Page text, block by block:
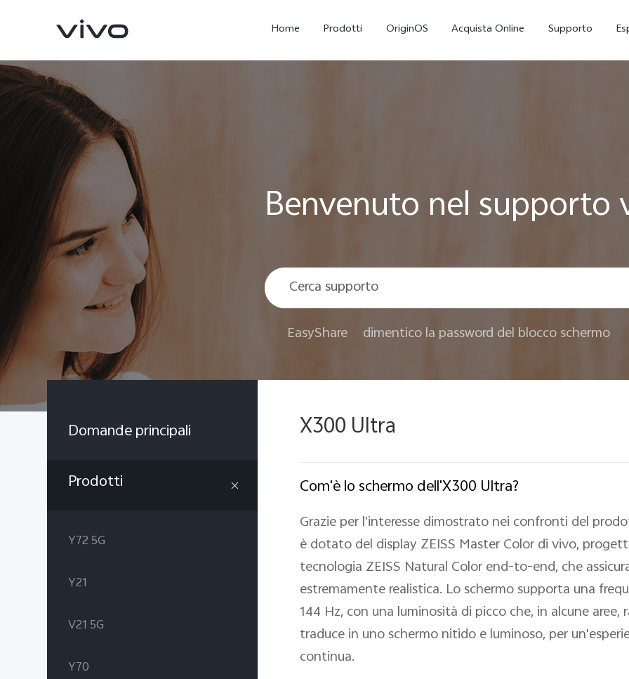
Home Prodotti OriginOS Acquista Online Supporto
X300 Ultra nuovo Benvenuto nel supporto
EasyShare dimentico la password del blocco schermo
Domande principali
Prodotti
Y72 5G
Y21
V21 5G
Y70
X300 Ultra
Com'è lo schermo dell'X300 Ultra?
Grazie per l'interesse dimostrato nei confronti del
è dotato del display ZEISS Master Color di vivo,
tecnologia ZEISS Natural Color end-to-end, che
estremamente realistica. Lo schermo supporta una
144 Hz, con una luminosità di picco che, in alcune
traduce in uno schermo nitido e luminoso, per
continua.